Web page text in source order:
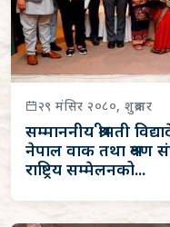
२९ मंसिर २०८०, शुक्रबार
सम्माननीय श्रीमती
नेपाल वाक तथा श्रवण
राष्ट्रिय सम्मेलनको...